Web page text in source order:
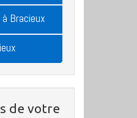
Bracieux
de votre